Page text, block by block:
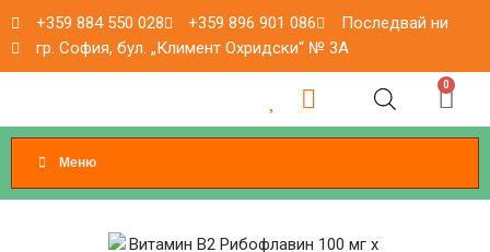
+359 884 550 028 +359 896 901 086
Последвай ни
гр. София, бул. „Климент Охридски“ № 3A
0
Меню